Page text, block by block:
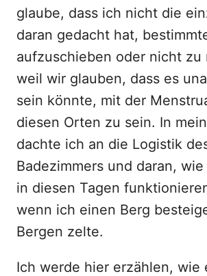
glaube, dass ich nicht die
daran gedacht hat,
aufzuschieben oder nicht zu
weil wir glauben, dass es
sein könnte, mit der
diesen Orten zu sein. In
dachte ich an die Logistik
Badezimmers und daran,
in diesen Tagen
wenn ich einen Berg
Bergen zelte.
Ich werde hier erzählen, wie